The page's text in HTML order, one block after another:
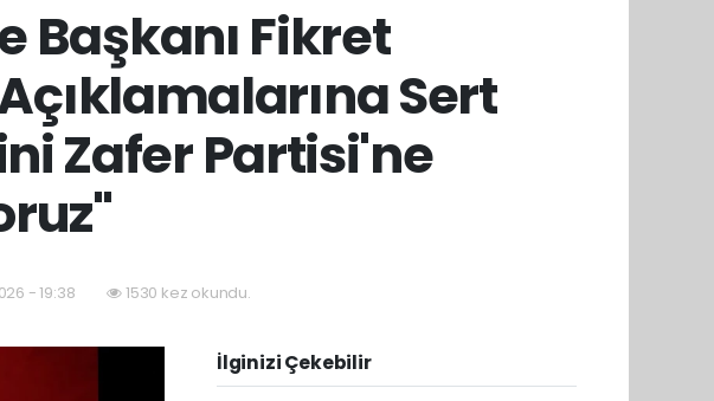
Başkanı Fikret
Sert
Zafer Partisi'ne
- 19:38 1530 kez okundu.
İlginizi Çekebilir